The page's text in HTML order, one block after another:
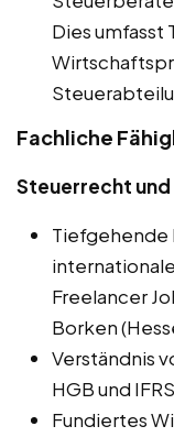
Dies umfasst
Fachliche
Steuerrecht und
Tiefgehende
Freelancer
Borken
Verständnis
HGB und
Fundiertes